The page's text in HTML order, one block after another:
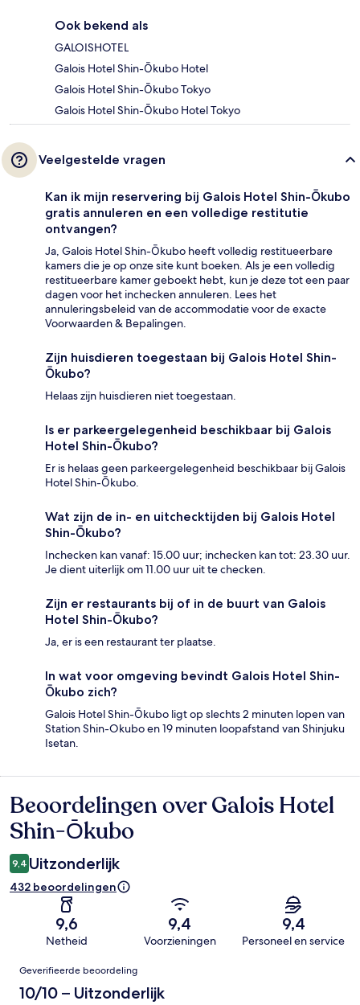
Ook bekend als
GALOISHOTEL
Galois Hotel Shin-Ōkubo Hotel
Galois Hotel Shin-Ōkubo Tokyo
Galois Hotel Shin-Ōkubo Hotel Tokyo
Veelgestelde vragen
Kan ik mijn reservering bij Galois Hotel Shin-Ōkubo
gratis annuleren en een volledige restitutie
ontvangen?
Ja, Galois Hotel Shin-Ōkubo heeft volledig restitueerbare
kamers die je op onze site kunt boeken. Als je een volledig
restitueerbare kamer geboekt hebt, kun je deze tot een paar
dagen voor het inchecken annuleren. Lees het
annuleringsbeleid van de accommodatie voor de exacte
Voorwaarden & Bepalingen.
Zijn huisdieren toegestaan bij Galois Hotel Shin-
Ōkubo?
Helaas zijn huisdieren niet toegestaan.
Is er parkeergelegenheid beschikbaar bij Galois
Hotel Shin-Ōkubo?
Er is helaas geen parkeergelegenheid beschikbaar bij Galois
Hotel Shin-Ōkubo.
Wat zijn de in- en uitchecktijden bij Galois Hotel
Shin-Ōkubo?
Inchecken kan vanaf: 15.00 uur; inchecken kan tot: 23.30 uur.
Je dient uiterlijk om 11.00 uur uit te checken.
Zijn er restaurants bij of in de buurt van Galois
Hotel Shin-Ōkubo?
Ja, er is een restaurant ter plaatse.
In wat voor omgeving bevindt Galois Hotel Shin-
Ōkubo zich?
Galois Hotel Shin-Ōkubo ligt op slechts 2 minuten lopen van
Station Shin-Okubo en 19 minuten loopafstand van Shinjuku
Isetan.
Beoordelingen
Beoordelingen over Galois Hotel
Shin-Ōkubo
9,4 Uitzonderlijk
432 beoordelingen
9,6
Netheid
9,4
Voorzieningen
9,4
Personeel en service
Beoordelingen
Geverifieerde beoordeling
10/10 – Uitzonderlijk